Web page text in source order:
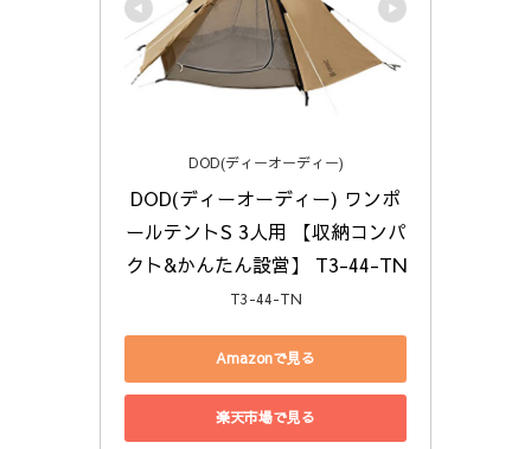
DOD(ディーオーディー)
DOD(ディーオーディー) ワンポ
ールテントS 3人用 【収納コンパ
クト&かんたん設営】 T3-44-TN
T3-44-TN
Amazonで見る
楽天市場で見る